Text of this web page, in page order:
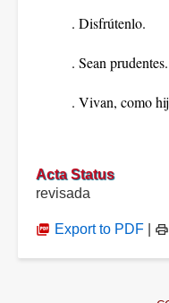
. Disfrútenlo.
. Sean prudentes.
. Vivan, como
Acta Status
revisada
Export to PDF